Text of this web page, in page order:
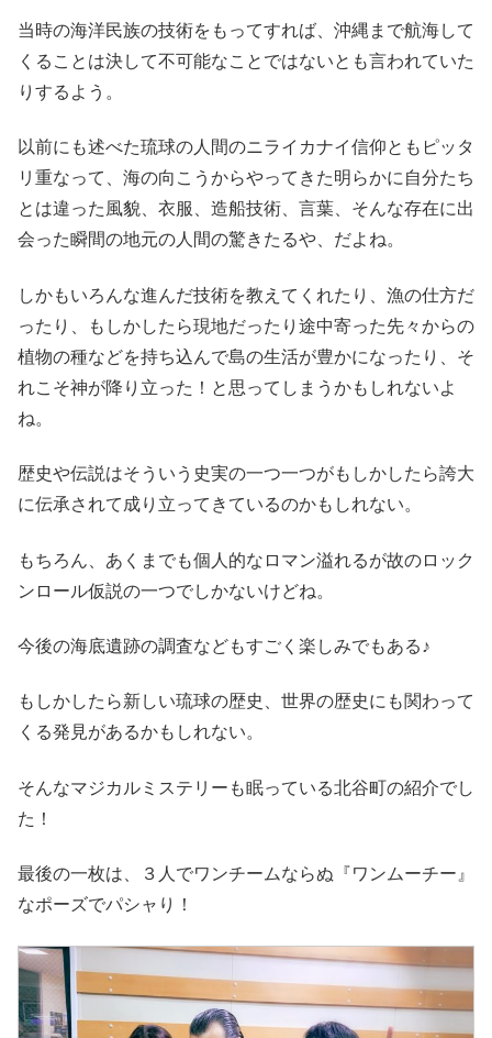
当時の海洋民族の技術をもってすれば、沖縄まで航海して
くることは決して不可能なことではないとも言われていた
りするよう。
以前にも述べた琉球の人間のニライカナイ信仰ともピッタ
リ重なって、海の向こうからやってきた明らかに自分たち
とは違った風貌、衣服、造船技術、言葉、そんな存在に出
会った瞬間の地元の人間の驚きたるや、だよね。
しかもいろんな進んだ技術を教えてくれたり、漁の仕方だ
ったり、もしかしたら現地だったり途中寄った先々からの
植物の種などを持ち込んで島の生活が豊かになったり、そ
れこそ神が降り立った！と思ってしまうかもしれないよ
ね。
歴史や伝説はそういう史実の一つ一つがもしかしたら誇大
に伝承されて成り立ってきているのかもしれない。
もちろん、あくまでも個人的なロマン溢れるが故のロック
ンロール仮説の一つでしかないけどね。
今後の海底遺跡の調査などもすごく楽しみでもある♪
もしかしたら新しい琉球の歴史、世界の歴史にも関わって
くる発見があるかもしれない。
そんなマジカルミステリーも眠っている北谷町の紹介でし
た！
最後の一枚は、３人でワンチームならぬ『ワンムーチー』
なポーズでパシャり！